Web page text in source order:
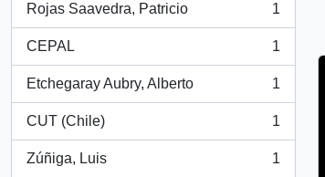
Rojas Saavedra, Patricio
, 1 resultados
1
CEPAL
, 1 resultados
1
Etchegaray Aubry, Alberto
, 1 resultados
1
CUT (Chile)
, 1 resultados
1
Zúñiga, Luis
, 1 resultados
1